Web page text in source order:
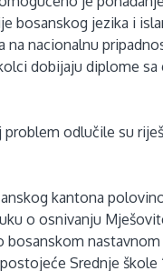
bosanskog jezika i
na nacionalnu
dobijaju diplome sa
problem odlučile su
kantona
o osnivanju
bosanskom
Srednje škole